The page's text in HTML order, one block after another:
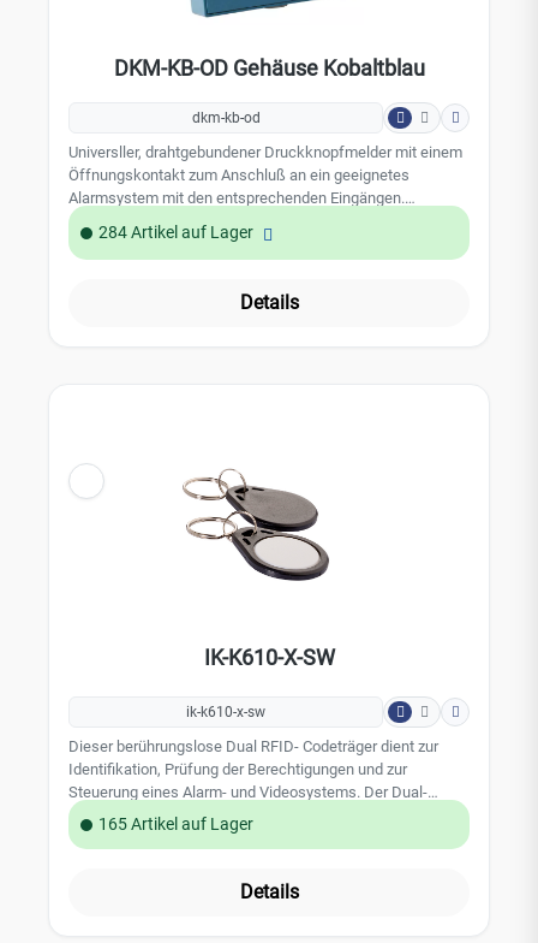
DKM-KB-OD Gehäuse Kobaltblau
dkm-kb-od
Universller, drahtgebundener Druckknopfmelder mit einem
Öffnungskontakt zum Anschluß an ein geeignetes
Alarmsystem mit den entsprechenden Eingängen.
(Jablotron oder Ajax) Leistungsmerkmale: potentialfreier
Kontakt zur Ansteuerung der Zentrale Farbe: blau
284 Artikel auf Lager
Details
IK-K610-X-SW
ik-k610-x-sw
Dieser berührungslose Dual RFID- Codeträger dient zur
Identifikation, Prüfung der Berechtigungen und zur
Steuerung eines Alarm- und Videosystems. Der Dual-
Transponder ist sowohl geeignet zur Türöffnung von Dahua
Gegensprechanlagen, als auch für sämtliche RFID Leser
robuster und stabiler Schlüsselanhänger in der Farbe
165 Artikel auf Lager
Details